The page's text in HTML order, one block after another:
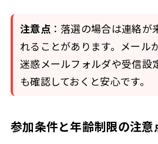
注意点：落選の場合は連絡が
れることがあります。メール
迷惑メールフォルダや受信設
も確認しておくと安心です。
参加条件と年齢制限の注意